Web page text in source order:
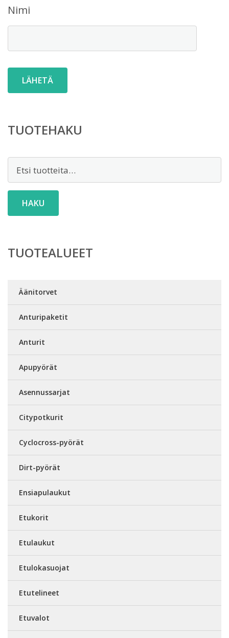
Nimi
TUOTEHAKU
HAKU
TUOTEALUEET
Äänitorvet
Anturipaketit
Anturit
Apupyörät
Asennussarjat
Citypotkurit
Cyclocross-pyörät
Dirt-pyörät
Ensiapulaukut
Etukorit
Etulaukut
Etulokasuojat
Etutelineet
Etuvalot